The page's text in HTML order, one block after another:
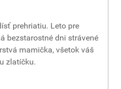
prehriatiu. Leto pre
bezstarostné dni strávené
mamička, všetok váš
zlatíčku.